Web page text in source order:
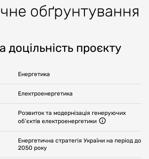
обґрунтування
доцільність проєкту
Енергетика
Електроенергетика
Розвиток та модернізація генеруючих
об’єктів електроенергетики
Енергетична стратегія України на період до
2050 року